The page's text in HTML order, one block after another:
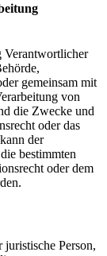
Verantwortlicher
gemeinsam mit
von
die Zwecke und
oder das
der
bestimmten
oder dem
Person,